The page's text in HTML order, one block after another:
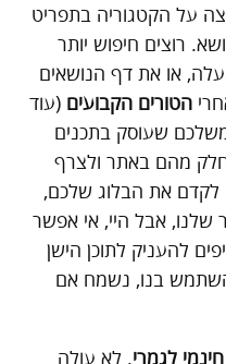
על הקטגוריה בתפריט
רוצים חיפוש יותר
או את דף הנושאים
הטורים הקבועים (עוד
שעוסק בתכנים
מהם באתר ולצרף
לקדם את הבלוג שלכם,
שלנו, אבל היי, אי אפשר
להעניק לתוכן הישן
בנו, נשמח אם
לגמרי. לא עולה